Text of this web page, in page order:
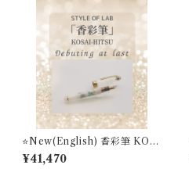
⭐️New(English) 香彩筆 KOS
AI-HITSU ＋ Ink set STY
LE OF LAB Original Founta
¥41,470